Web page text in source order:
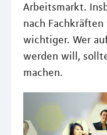
Arbeitsmarkt.
nach
wichtiger. Wer
werden will,
machen.